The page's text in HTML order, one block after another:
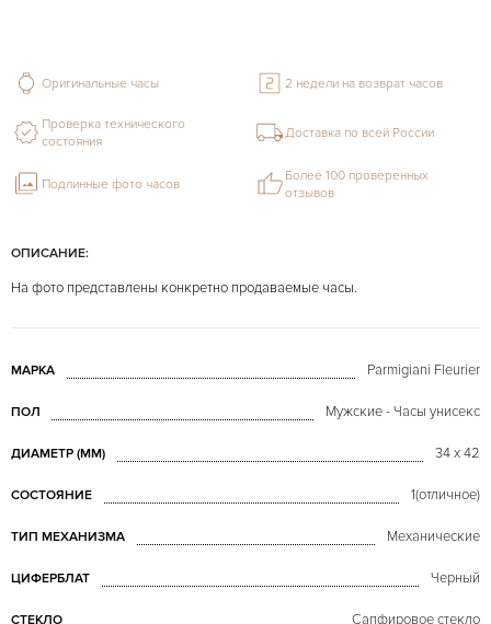
ОПИСАНИЕ:
На фото представлены конкретно продаваемые часы.
МАРКА Parmigiani Fleurier
ПОЛ Мужские - Часы унисекс
ДИАМЕТР (MM) 34 x 42
СОСТОЯНИЕ 1(отличное)
ТИП МЕХАНИЗМА Механические
ЦИФЕРБЛАТ Черный
СТЕКЛО Сапфировое стекло
Оригинальные часы 2 недели на возврат часов
Проверка технического
состояния
Доставка по всей России
Подлинные фото часов
Более 100 проверенных
отзывов